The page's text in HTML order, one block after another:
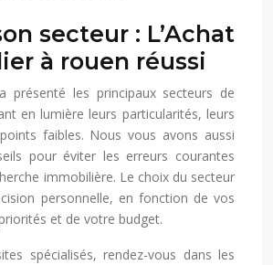
secteur : L’Achat
à rouen réussi
présenté les principaux secteurs de
en lumière leurs particularités, leurs
faibles. Nous vous avons aussi
pour éviter les erreurs courantes
immobilière. Le choix du secteur
personnelle, en fonction de vos
et de votre budget.
spécialisés, rendez-vous dans les